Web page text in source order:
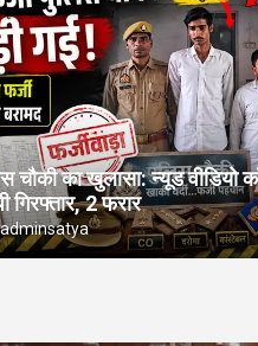
चौकी का खुलासा: न्यूड वीडियो
2 फरार
adminsatya